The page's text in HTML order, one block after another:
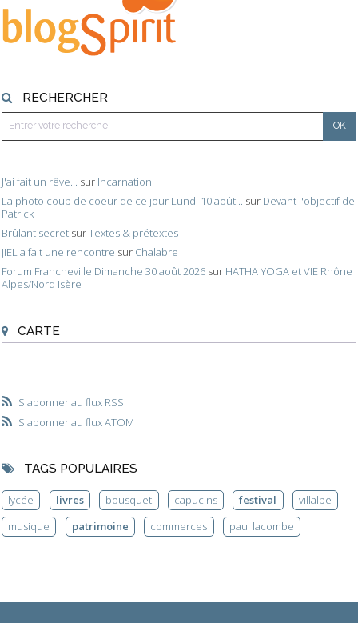
RECHERCHER
J'ai fait un rêve... sur Incarnation
La photo coup de coeur de ce jour Lundi 10 août... sur Devant l'objectif de
Patrick
Brûlant secret surTextes & prétextes
JIEL a fait une rencontre sur Chalabre
Forum Francheville Dimanche 30 août 2026 sur HATHA YOGA et VIE Rhône
Alpes/Nord Isère
CARTE
S'abonner au flux RSS
S'abonner au flux ATOM
TAGS POPULAIRES
lycée livres bousquet capucins festival
villalbe
musique
patrimoine commerces paul lacombe